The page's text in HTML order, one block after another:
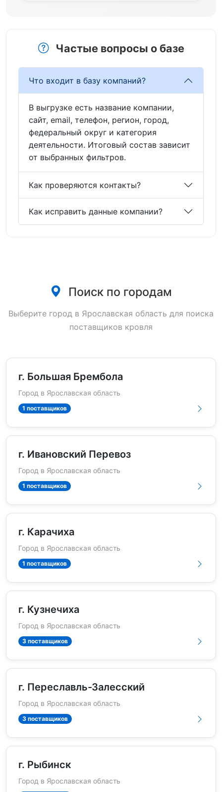
Частые вопросы о базе
Что входит в базу компаний?
В выгрузке есть название компании,
сайт, email, телефон, регион, город,
федеральный округ и категория
деятельности. Итоговый состав зависит
от выбранных фильтров.
Как проверяются контакты?
Как исправить данные компании?
Поиск по городам
Выберите город в Ярославская область для поиска
поставщиков кровля
г. Большая Брембола
Город в Ярославская область
1 поставщиков
г. Ивановский Перевоз
Город в Ярославская область
1 поставщиков
г. Карачиха
Город в Ярославская область
1 поставщиков
г. Кузнечиха
Город в Ярославская область
3 поставщиков
г. Переславль-Залесский
Город в Ярославская область
3 поставщиков
г. Рыбинск
Город в Ярославская область